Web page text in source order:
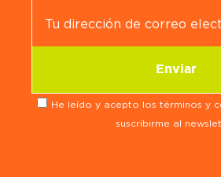
He leído y acepto los términos y
suscribirme al